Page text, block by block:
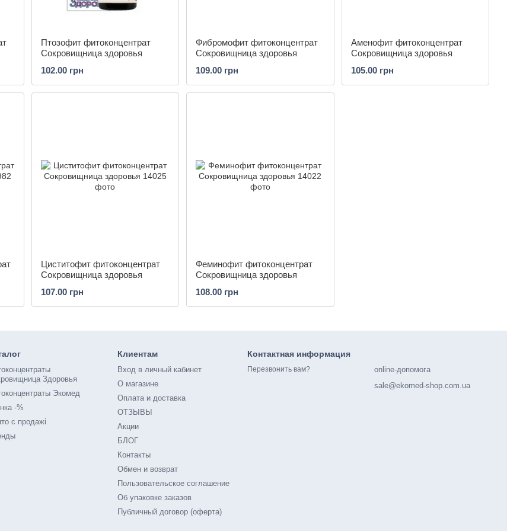
Птозофит фитоконцентрат
Сокровищница здоровья
102.00 грн
Фибромофит фитоконцентрат
Сокровищница здоровья
109.00 грн
Аменофит фитоконцентрат
Сокровищница здоровья
105.00 грн
Циститофит фитоконцентрат
Сокровищница здоровья
107.00 грн
Феминофит фитоконцентрат
Сокровищница здоровья
108.00 грн
Здоровья
Экомед
-%
с продажі
Клиентам
Вход в личный кабинет
О магазине
Оплата и доставка
ОТЗЫВЫ
Акции
БЛОГ
Контакты
Обмен и возврат
Пользовательское соглашение
Об упаковке заказов
Публичный договор (оферта)
Контактная информация
Перезвонить вам?
online-допомога
sale@ekomed-shop.com.ua